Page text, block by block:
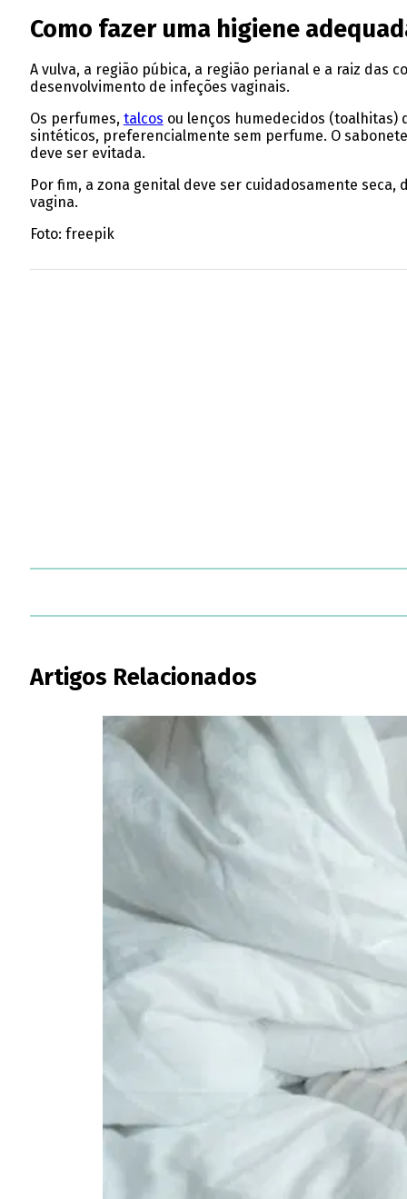
Como fazer uma higiene
A vulva, a região púbica, a região perianal e a raiz das
desenvolvimento de infeções vaginais.
Os perfumes, talcos ou lenços humedecidos (toalhitas)
sintéticos, preferencialmente sem perfume. O
deve ser evitada.
Por fim, a zona genital deve ser cuidadosamente
vagina.
Foto: freepik
Artigos Relacionados